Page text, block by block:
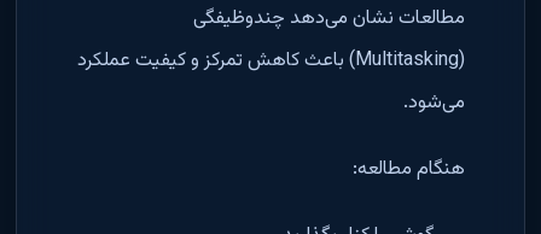
مطالعات نشان می‌دهد چندوظیفگی
(Multitasking) باعث کاهش تمرکز و کیفیت عملکرد
می‌شود.
هنگام مطالعه: